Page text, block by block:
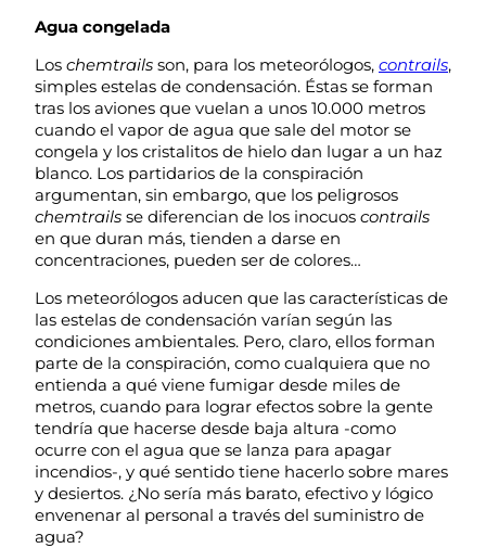
Agua congelada
Los chemtrails son, para los meteorólogos, contrails,
simples estelas de condensación. Éstas se forman
tras los aviones que vuelan a unos 10.000 metros
cuando el vapor de agua que sale del motor se
congela y los cristalitos de hielo dan lugar a un haz
blanco. Los partidarios de la conspiración
argumentan, sin embargo, que los peligrosos
chemtrails se diferencian de los inocuos contrails
en que duran más, tienden a darse en
concentraciones, pueden ser de colores…
Los meteorólogos aducen que las características de
las estelas de condensación varían según las
condiciones ambientales. Pero, claro, ellos forman
parte de la conspiración, como cualquiera que no
entienda a qué viene fumigar desde miles de
metros, cuando para lograr efectos sobre la gente
tendría que hacerse desde baja altura -como
ocurre con el agua que se lanza para apagar
incendios-, y qué sentido tiene hacerlo sobre mares
y desiertos. ¿No sería más barato, efectivo y lógico
envenenar al personal a través del suministro de
agua?